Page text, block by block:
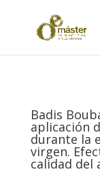
Badis
aplicación
durante la
virgen.
calidad del